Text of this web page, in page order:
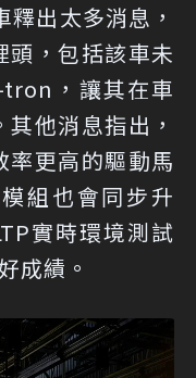
出太多消息，
，包括該車未
，讓其在車
他消息指出，
更高的驅動馬
組也會同步升
實時環境測試
成績。